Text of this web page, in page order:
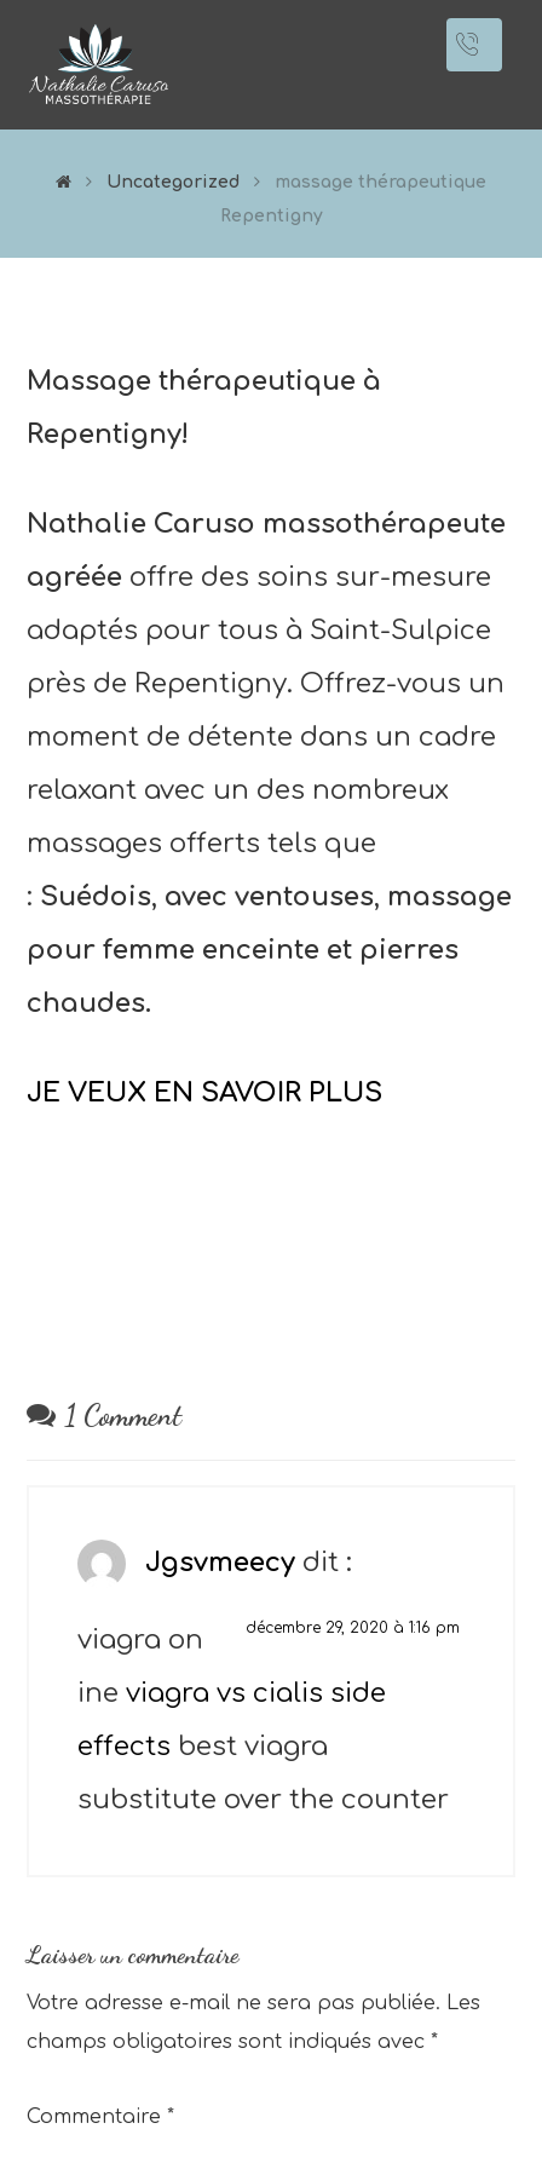
Uncategorized
massage thérapeutique
Repentigny
Massage thérapeutique à
Repentigny!
Nathalie Caruso massothérapeute
agréée offre des soins sur-mesure
adaptés pour tous à Saint-Sulpice
près de Repentigny. Offrez-vous un
moment de détente dans un cadre
relaxant avec un des nombreux
massages offerts tels que
: Suédois, avec ventouses, massage
pour femme enceinte et pierres
chaudes.
JE VEUX EN SAVOIR PLUS
1 Comment
Jgsvmeecy dit :
décembre 29, 2020 à 1:16 pm
viagra on
ineviagra vs cialis side
effects best viagra
substitute over the counter
Laisser un commentaire
Votre adresse e-mail ne sera pas publiée. Les
champs obligatoires sont indiqués avec*
Commentaire*